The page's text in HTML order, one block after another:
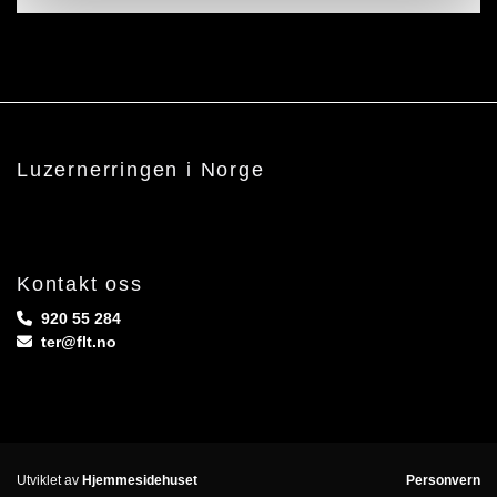
Luzernerringen i Norge
Kontakt oss
 920 55 284
 ter@flt.no
Utviklet av Hjemmesidehuset Personvern